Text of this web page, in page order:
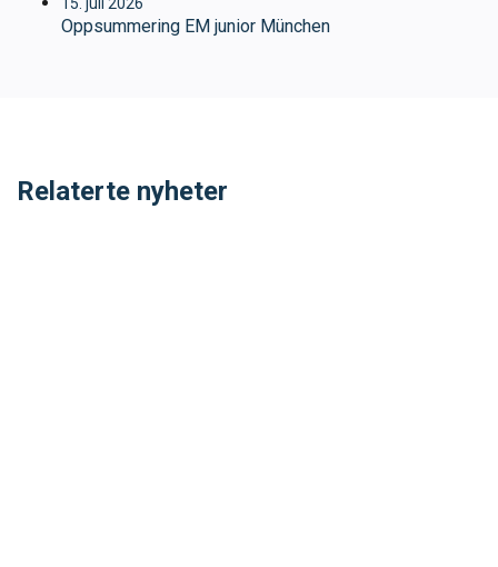
IDRETTSBUTIKKEN
Oppsummering EM junior München
Relaterte nyheter